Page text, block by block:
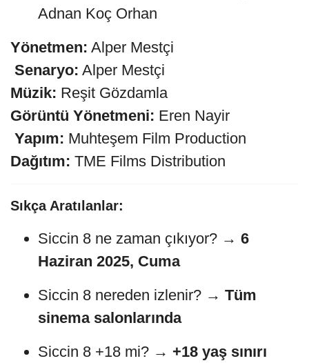
Adnan Koç Orhan
Yönetmen: Alper Mestçi
Senaryo: Alper Mestçi
Müzik: Reşit Gözdamla
Görüntü Yönetmeni: Eren Nayir
Yapım: Muhteşem Film Production
Dağıtım: TME Films Distribution
Sıkça Aratılanlar:
Siccin 8 ne zaman çıkıyor? → 6
Haziran 2025, Cuma
Siccin 8 nereden izlenir? → Tüm
sinema salonlarında
Siccin 8 +18 mi? → +18 yaş sınırı